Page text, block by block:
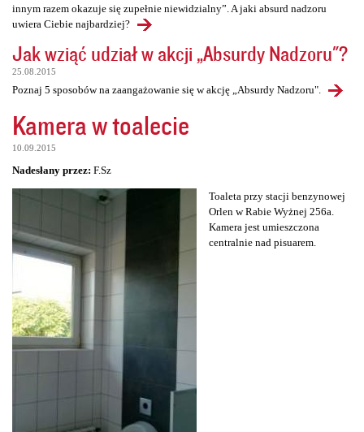
innym razem okazuje się zupełnie niewidzialny”. A jaki absurd nadzoru
uwiera Ciebie najbardziej?
Jak wziąć udział w akcji „Absurdy Nadzoru"?
25.08.2015
Poznaj 5 sposobów na zaangażowanie się w akcję „Absurdy Nadzoru".
Kamera w toalecie
10.09.2015
Nadesłany przez: F.Sz
Toaleta przy stacji benzynowej
Orlen w Rabie Wyżnej 256a.
Kamera jest umieszczona
centralnie nad pisuarem.